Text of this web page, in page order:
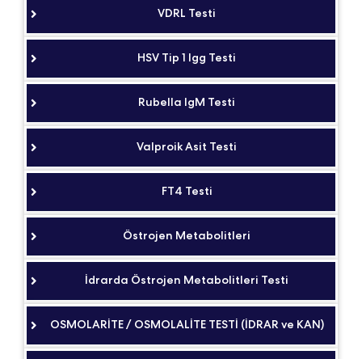
VDRL Testi
HSV Tip 1 Igg Testi
Rubella IgM Testi
Valproik Asit Testi
FT4 Testi
Östrojen Metabolitleri
İdrarda Östrojen Metabolitleri Testi
OSMOLARİTE / OSMOLALİTE TESTİ (İDRAR ve KAN)